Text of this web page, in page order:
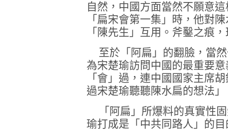
自然，中國方面當然不願意
「扁宋會第一集」時，他對
「陳先生」互用。斧鑿之痕
至於「阿扁」的翻臉，當
為宋楚瑜訪問中國的最重要
「會」過，連中國國家主席
過宋楚瑜聽聽陳水扁的想法」
「阿扁」所爆料的真實性
瑜打成是「中共同路人」的